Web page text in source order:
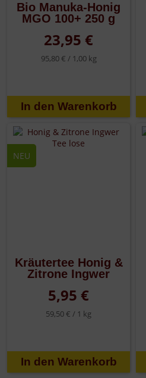
Bio Manuka-Honig
MGO 100+ 250 g
23,95 €
95,80 € / 1,00 kg
NEU
Kräutertee Honig &
Zitrone Ingwer
5,95 €
59,50 € / 1 kg